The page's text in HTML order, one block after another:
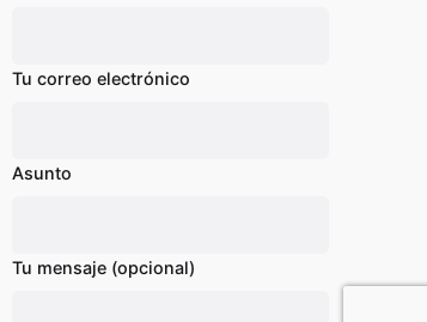
Tu correo electrónico
Asunto
Tu mensaje (opcional)